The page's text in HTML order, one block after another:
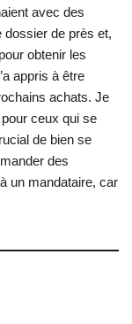
avec des
dossier de près et,
obtenir les
appris à être
achats. Je
ceux qui se
de bien se
des
un mandataire, car